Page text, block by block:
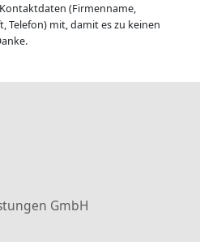
(Firmenname,
Telefon) mit, damit es zu keinen
GmbH